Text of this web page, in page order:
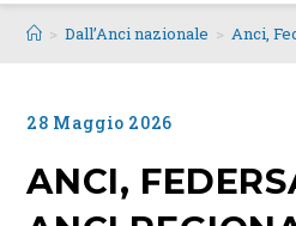
> Dall’Anci nazionale > Anci,
28 Maggio 2026
ANCI,